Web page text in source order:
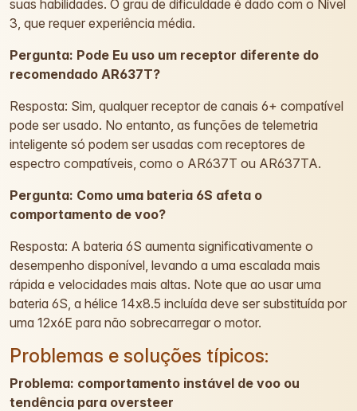
suas habilidades. O grau de dificuldade é dado com o Nível
3, que requer experiência média.
Pergunta: Pode Eu uso um receptor diferente do
recomendado AR637T?
Resposta: Sim, qualquer receptor de canais 6+ compatível
pode ser usado. No entanto, as funções de telemetria
inteligente só podem ser usadas com receptores de
espectro compatíveis, como o AR637T ou AR637TA.
Pergunta: Como uma bateria 6S afeta o
comportamento de voo?
Resposta: A bateria 6S aumenta significativamente o
desempenho disponível, levando a uma escalada mais
rápida e velocidades mais altas. Note que ao usar uma
bateria 6S, a hélice 14x8.5 incluída deve ser substituída por
uma 12x6E para não sobrecarregar o motor.
Problemas e soluções típicos:
Problema: comportamento instável de voo ou
tendência para oversteer